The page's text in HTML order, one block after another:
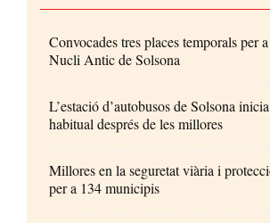
Convocades tres places temporals per
Nucli Antic de Solsona
L’estació d’autobusos de Solsona
habitual després de les millores
Millores en la seguretat viària i
per a 134 municipis